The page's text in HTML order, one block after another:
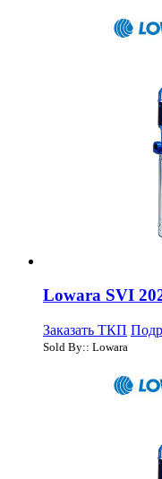
Lowara SVI
Заказать ТКП
Sold By:: Lowara